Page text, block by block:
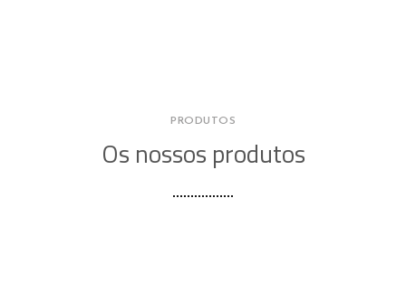
PRODUTOS
Os nossos produtos